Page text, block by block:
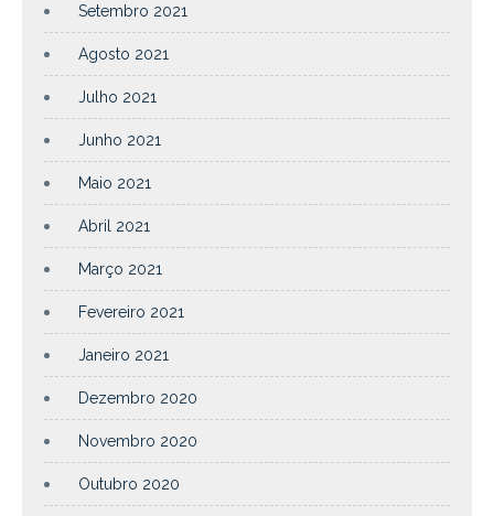
Setembro 2021
Agosto 2021
Julho 2021
Junho 2021
Maio 2021
Abril 2021
Março 2021
Fevereiro 2021
Janeiro 2021
Dezembro 2020
Novembro 2020
Outubro 2020